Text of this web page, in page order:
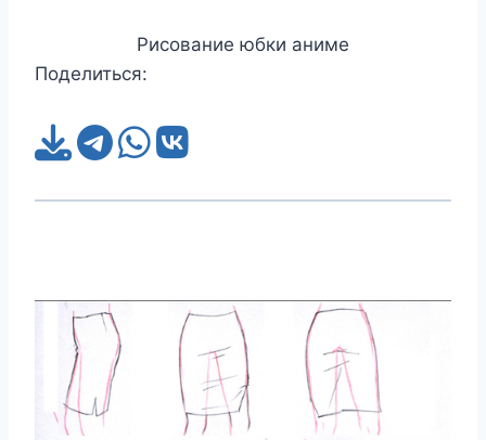
Рисование юбки аниме
Поделиться: